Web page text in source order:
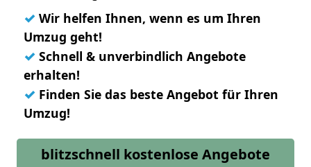
✓ Wir helfen Ihnen, wenn es um Ihren
Umzug geht!
✓ Schnell & unverbindlich Angebote
erhalten!
✓ Finden Sie das beste Angebot für Ihren
Umzug!
blitzschnell kostenlose Angebote